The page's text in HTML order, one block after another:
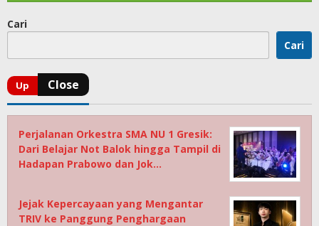
Cari
Cari
Perjalanan Orkestra SMA NU 1 Gresik:
Dari Belajar Not Balok hingga Tampil di
Hadapan Prabowo dan Jok…
Jejak Kepercayaan yang Mengantar
TRIV ke Panggung Penghargaan